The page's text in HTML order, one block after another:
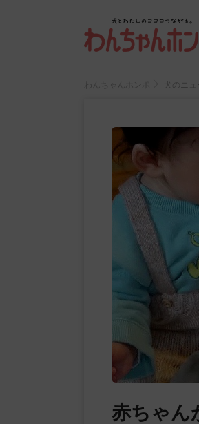
わんちゃんホンポ 犬のニュ
赤ちゃん